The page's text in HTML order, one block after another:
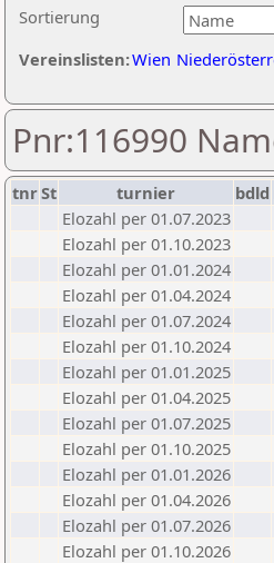
Sortierung
Vereinslisten:Wien
Pnr:116990
tnrSt turnier bdld
Elozahl per 01.07.2023
Elozahl per 01.10.2023
Elozahl per 01.01.2024
Elozahl per 01.04.2024
Elozahl per 01.07.2024
Elozahl per 01.10.2024
Elozahl per 01.01.2025
Elozahl per 01.04.2025
Elozahl per 01.07.2025
Elozahl per 01.10.2025
Elozahl per 01.01.2026
Elozahl per 01.04.2026
Elozahl per 01.07.2026
Elozahl per 01.10.2026